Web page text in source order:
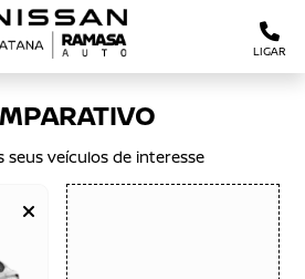
LIGAR
seus veículos de interesse